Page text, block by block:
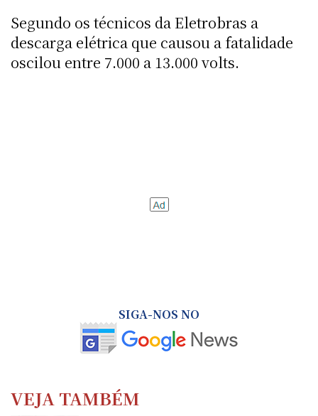
Segundo os técnicos da Eletrobras a
descarga elétrica que causou a fatalidade
oscilou entre 7.000 a 13.000 volts.
SIGA-NOS NO
VEJA TAMBÉM